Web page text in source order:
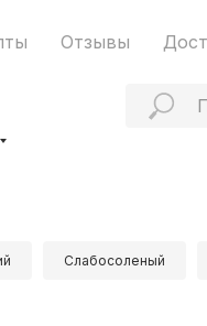
Отзывы
Слабосоленый